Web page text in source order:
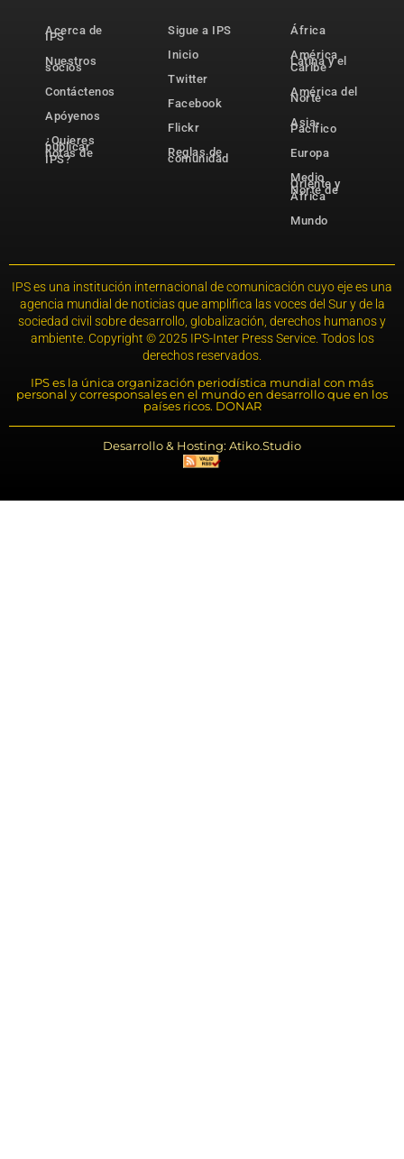
Acerca de
IPS
Nuestros
socios
Contáctenos
Apóyenos
¿Quieres
publicar
notas de
IPS?
Sigue a IPS
Inicio
Twitter
Facebook
Flickr
Reglas de
comunidad
África
América
Latina y el
Caribe
América del
Norte
Asia-
Pacífico
Europa
Medio
Oriente y
Norte de
África
Mundo
IPS es una institución internacional de comunicación cuyo eje es una
agencia mundial de noticias que amplifica las voces del Sur y de la
sociedad civil sobre desarrollo, globalización, derechos humanos y
ambiente. Copyright © 2025 IPS-Inter Press Service. Todos los
derechos reservados.
IPS es la única organización periodística mundial con más
personal y corresponsales en el mundo en desarrollo que en los
países ricos. DONAR
Desarrollo & Hosting: Atiko.Studio